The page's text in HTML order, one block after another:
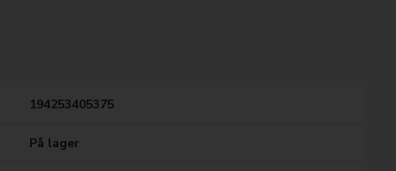
194253405375
På lager